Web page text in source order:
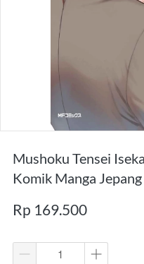
Mushoku Tensei
Komik Manga
Rp 169.500